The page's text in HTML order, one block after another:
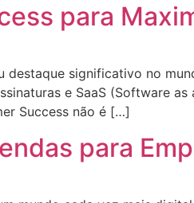
para
destaque significativo no
e SaaS (Software
Success não é […]
para